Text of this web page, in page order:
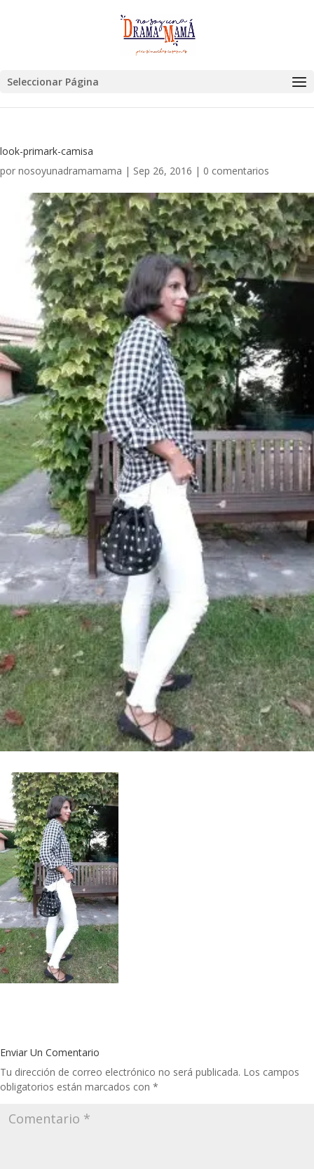
Seleccionar Página
look-primark-camisa
por nosoyunadramamama | Sep 26, 2016 | 0 comentarios
Enviar Un Comentario
Tu dirección de correo electrónico no será publicada. Los campos
obligatorios están marcados con *